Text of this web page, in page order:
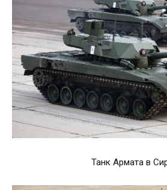
Танк Армата в